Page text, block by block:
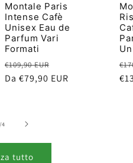
Montale Paris
Intense Cafè
Unisex Eau de
Parfum Vari
Formati
Prezzo
di
€109,90 EUR
scontato
Da €79,90 EUR
di
/su
4
tutto